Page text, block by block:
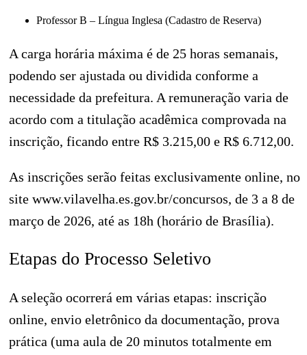
Professor B – Língua Inglesa (Cadastro de Reserva)
A carga horária máxima é de 25 horas semanais,
podendo ser ajustada ou dividida conforme a
necessidade da prefeitura. A remuneração varia de
acordo com a titulação acadêmica comprovada na
inscrição, ficando entre R$ 3.215,00 e R$ 6.712,00.
As inscrições serão feitas exclusivamente online, no
site www.vilavelha.es.gov.br/concursos, de 3 a 8 de
março de 2026, até as 18h (horário de Brasília).
Etapas do Processo Seletivo
A seleção ocorrerá em várias etapas: inscrição
online, envio eletrônico da documentação, prova
prática (uma aula de 20 minutos totalmente em